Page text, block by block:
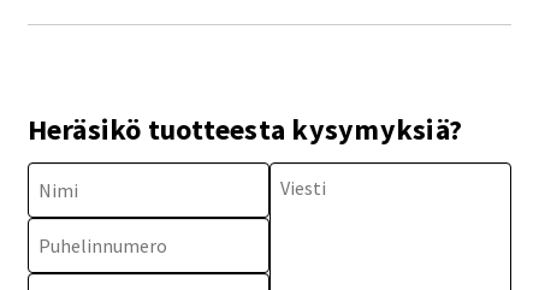
Heräsikö tuotteesta kysymyksiä?